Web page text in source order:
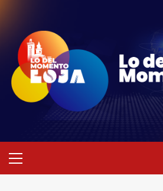
contenido
primario